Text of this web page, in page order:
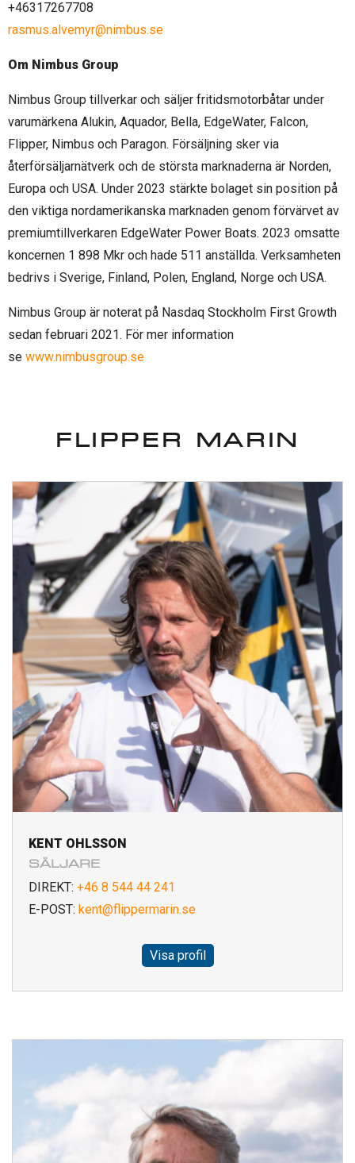
+46317267708
rasmus.alvemyr@nimbus.se
Om Nimbus Group
Nimbus Group tillverkar och säljer fritidsmotorbåtar under
varumärkena Alukin, Aquador, Bella, EdgeWater, Falcon,
Flipper, Nimbus och Paragon. Försäljning sker via
återförsäljarnätverk och de största marknaderna är Norden,
Europa och USA. Under 2023 stärkte bolaget sin position på
den viktiga nordamerikanska marknaden genom förvärvet av
premiumtillverkaren EdgeWater Power Boats. 2023 omsatte
koncernen 1 898 Mkr och hade 511 anställda. Verksamheten
bedrivs i Sverige, Finland, Polen, England, Norge och USA.
Nimbus Group är noterat på Nasdaq Stockholm First Growth
sedan februari 2021. För mer information
se www.nimbusgroup.se
FLIPPER MARIN
KENT OHLSSON
SÄLJARE
DIREKT: +46 8 544 44 241
E-POST: kent@flippermarin.se
Visa profil